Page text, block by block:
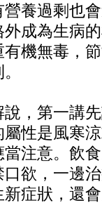
營養過剩也
外成為生病
有機無毒，
說，第一講
屬性是風寒
當注意。飲
口欲，一邊
新症狀，還